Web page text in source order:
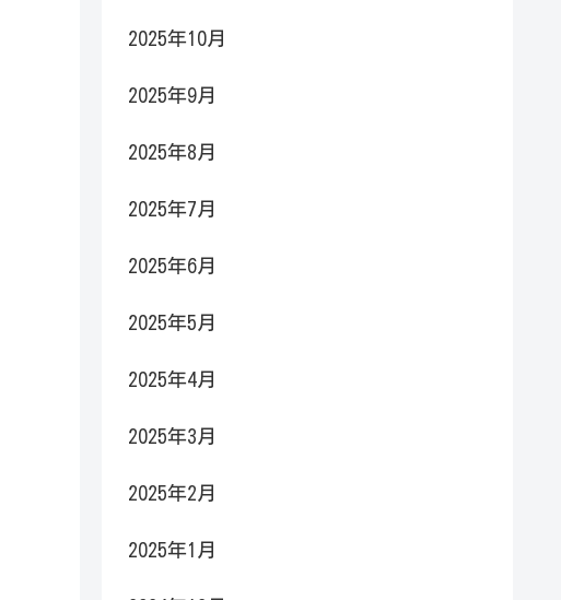
2025年10月
2025年9月
2025年8月
2025年7月
2025年6月
2025年5月
2025年4月
2025年3月
2025年2月
2025年1月